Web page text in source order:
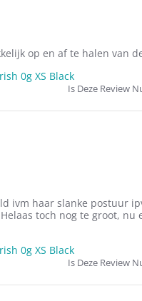
op en af te halen van
0g XS Black
Is Deze Review
ivm haar slanke postuur
toch nog te groot, nu
0g XS Black
Is Deze Review